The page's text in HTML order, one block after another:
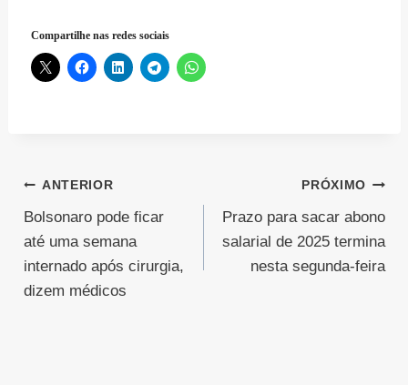
Compartilhe nas redes sociais
Navegação
de
Post
ANTERIOR
Bolsonaro pode ficar
até uma semana
internado após cirurgia,
dizem médicos
PRÓXIMO
Prazo para sacar abono
salarial de 2025 termina
nesta segunda-feira